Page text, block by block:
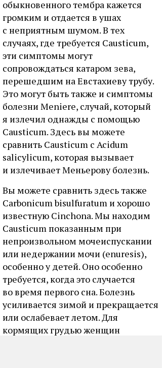
обыкновенного тембра кажется
громким и отдается в ушах
с неприятным шумом. В тех
случаях, где требуется Causticum,
эти симптомы могут
сопровождаться катаром зева,
перешедшим на Евстахиеву трубу.
Это могут быть также и симптомы
болезни Meniere, случай, который
я излечил однажды с помощью
Causticum. Здесь вы можете
сравнить Causticum с Acidum
salicylicum, которая вызывает
и излечивает Меньерову болезнь.
Вы можете сравнить здесь также
Carbonicum bisulfuratum и хорошо
известную Cinchona. Мы находим
Causticum показанным при
непроизвольном мочеиспускании
или недержании мочи (enuresis),
особенно у детей. Оно особенно
требуется, когда это случается
во время первого сна. Болезнь
усиливается зимой и прекращается
или ослабевает летом. Для
кормящих грудью женщин